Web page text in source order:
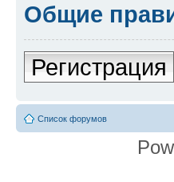
Общие
Регистрация
Список форумов